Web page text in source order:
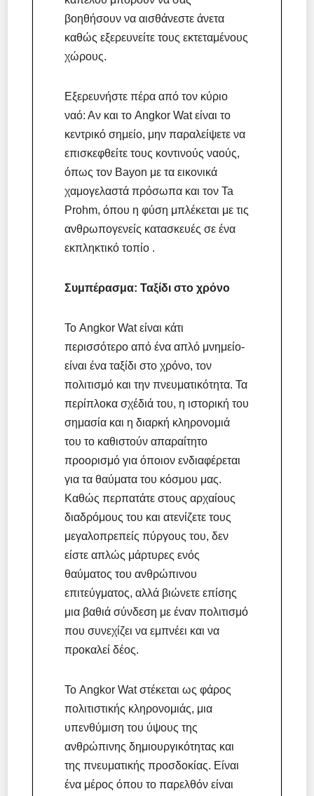
βοηθήσουν να αισθάνεστε άνετα
καθώς εξερευνείτε τους εκτεταμένους
χώρους.
Εξερευνήστε πέρα από τον κύριο
ναό: Αν και το Angkor Wat είναι το
κεντρικό σημείο, μην παραλείψετε να
επισκεφθείτε τους κοντινούς ναούς,
όπως τον Bayon με τα εικονικά
χαμογελαστά πρόσωπα και τον Ta
Prohm, όπου η φύση μπλέκεται με τις
ανθρωπογενείς κατασκευές σε ένα
εκπληκτικό τοπίο .
Συμπέρασμα: Ταξίδι στο χρόνο
Το Angkor Wat είναι κάτι
περισσότερο από ένα απλό μνημείο-
είναι ένα ταξίδι στο χρόνο, τον
πολιτισμό και την πνευματικότητα. Τα
περίπλοκα σχέδιά του, η ιστορική του
σημασία και η διαρκή κληρονομιά
του το καθιστούν απαραίτητο
προορισμό για όποιον ενδιαφέρεται
για τα θαύματα του κόσμου μας.
Καθώς περπατάτε στους αρχαίους
διαδρόμους του και ατενίζετε τους
μεγαλοπρεπείς πύργους του, δεν
είστε απλώς μάρτυρες ενός
θαύματος του ανθρώπινου
επιτεύγματος, αλλά βιώνετε επίσης
μια βαθιά σύνδεση με έναν πολιτισμό
που συνεχίζει να εμπνέει και να
προκαλεί δέος.
Το Angkor Wat στέκεται ως φάρος
πολιτιστικής κληρονομιάς, μια
υπενθύμιση του ύψους της
ανθρώπινης δημιουργικότητας και
της πνευματικής προσδοκίας. Είναι
ένα μέρος όπου το παρελθόν είναι